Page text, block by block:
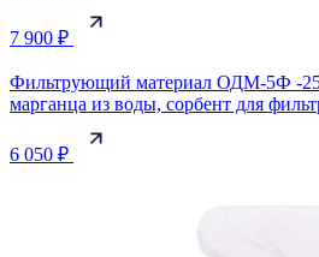
7 900 ₽
Фильтрующий материал ОДМ-5Ф -
марганца из воды, сорбент для
6 050 ₽